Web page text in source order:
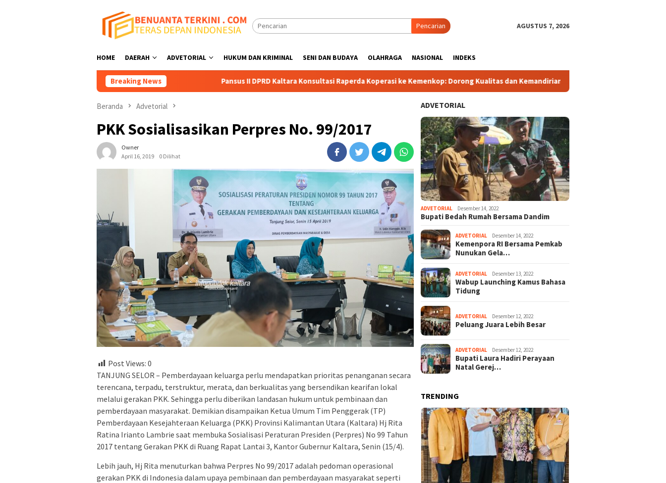
Pencarian AGUSTUS 7, 2026
HOME DAERAH ADVETORIAL HUKUM DAN KRIMINAL SENI DAN BUDAYA OLAHRAGA NASIONAL INDEKS
Breaking News Pansus II DPRD Kaltara Konsultasi Raperda Koperasi ke Kemenkop: Dorong Kualitas dan Kemandirian, Bukan Sekadar Jumlah
Beranda Advetorial
PKK Sosialisasikan Perpres No. 99/2017
Owner
April 16, 2019
0 Dilihat
Post Views: 0
TANJUNG SELOR – Pemberdayaan keluarga perlu mendapatkan prioritas penanganan secara
terencana, terpadu, terstruktur, merata, dan berkualitas yang bersendikan kearifan lokal
melalui gerakan PKK. Sehingga perlu diberikan landasan hukum untuk pembinaan dan
pemberdayaan masyarakat. Demikian disampaikan Ketua Umum Tim Penggerak (TP)
Pemberdayaan Kesejahteraan Keluarga (PKK) Provinsi Kalimantan Utara (Kaltara) Hj Rita
Ratina Irianto Lambrie saat membuka Sosialisasi Peraturan Presiden (Perpres) No 99 Tahun
2017 tentang Gerakan PKK di Ruang Rapat Lantai 3, Kantor Gubernur Kaltara, Senin (15/4).
Lebih jauh, Hj Rita menuturkan bahwa Perpres No 99/2017 adalah pedoman operasional
gerakan PKK di Indonesia dalam upaya pembinaan dan pemberdayaan masyarakat seperti
ADVETORIAL
ADVETORIAL Desember 14, 2022
Bupati Bedah Rumah Bersama Dandim
ADVETORIAL Desember 14, 2022
Kemenpora RI Bersama Pemkab
Nunukan Gela…
ADVETORIAL Desember 13, 2022
Wabup Launching Kamus Bahasa
Tidung
ADVETORIAL Desember 12, 2022
Peluang Juara Lebih Besar
ADVETORIAL Desember 12, 2022
Bupati Laura Hadiri Perayaan
Natal Gerej…
TRENDING